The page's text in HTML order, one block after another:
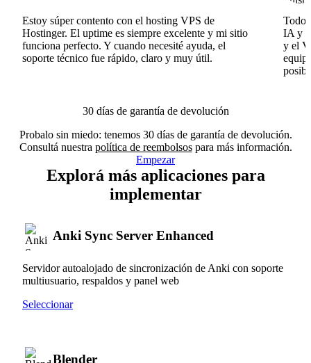
Estoy súper contento con el hosting VPS de
Hostinger. El uptime es siempre excelente y mi sitio
funciona perfecto. Y cuando necesité ayuda, el
soporte técnico fue rápido, claro y muy útil.
Todo
IA y
y el
30 días de garantía de devolución
Probalo sin miedo: tenemos 30 días de garantía de devolución.
Consultá nuestra política de reembolsospara más información.
Empezar
Explorá más aplicaciones para
implementar
Anki Sync Server Enhanced
Servidor autoalojado de sincronización de Anki con soporte
multiusuario, respaldos y panel web
Seleccionar
Blender